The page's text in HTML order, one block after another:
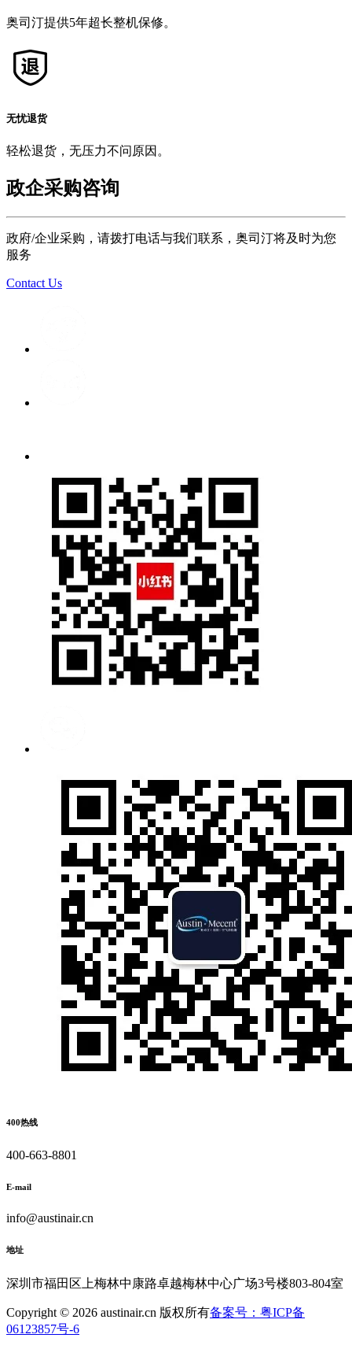
奥司汀提供5年超长整机保修。
无忧退货
轻松退货，无压力不问原因。
政企采购咨询
政府/企业采购，请拨打电话与我们联系，奥司汀将及时为您
服务
Contact Us
400热线
400-663-8801
E-mail
info@austinair.cn
地址
深圳市福田区上梅林中康路卓越梅林中心广场3号楼803-804室
Copyright © 2026 austinair.cn 版权所有备案号：粤ICP备
06123857号-6